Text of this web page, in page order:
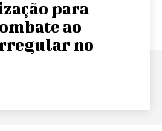
para
ao
no